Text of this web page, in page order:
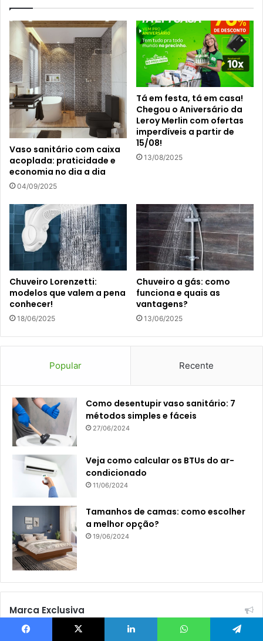
Vaso sanitário com caixa
acoplada: praticidade e
economia no dia a dia
04/09/2025
Tá em festa, tá em casa!
Chegou o Aniversário da
Leroy Merlin com ofertas
imperdíveis a partir de
15/08!
13/08/2025
Chuveiro Lorenzetti:
modelos que valem a pena
conhecer!
18/06/2025
Chuveiro a gás: como
funciona e quais as
vantagens?
13/06/2025
Popular Recente
Como desentupir vaso sanitário: 7
métodos simples e fáceis
27/06/2024
Veja como calcular os BTUs do ar-
condicionado
11/06/2024
Tamanhos de camas: como escolher
a melhor opção?
19/06/2024
Marca Exclusiva